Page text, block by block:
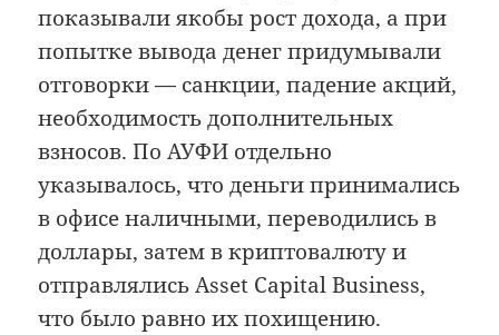
показывали якобы рост дохода, а при
попытке вывода денег придумывали
отговорки — санкции, падение акций,
необходимость дополнительных
взносов. По АУФИ отдельно
указывалось, что деньги принимались
в офисе наличными, переводились в
доллары, затем в криптовалюту и
отправлялись Asset Capital Business,
что было равно их похищению.